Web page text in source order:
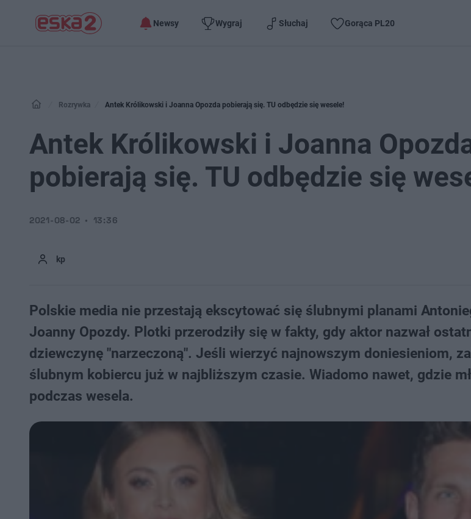
Newsy Wygraj Słuchaj Gorąca PL20
Rozrywka Antek Królikowski i Joanna Opozda pobierają się. TU odbędzie się wesele!
Antek Królikowski i Joanna
pobierają się. TU odbędzie się
kp
2021-08-02 13:36
Polskie media nie przestają ekscytować się ślubnymi planami
Joanny Opozdy. Plotki przerodziły się w fakty, gdy aktor nazwał
dziewczynę "narzeczoną". Jeśli wierzyć najnowszym doniesieniom,
ślubnym kobiercu już w najbliższym czasie. Wiadomo nawet, gdzie
podczas wesela.